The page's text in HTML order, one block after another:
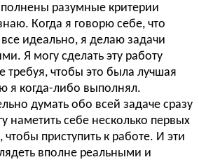
разумные критерии
Когда я говорю себе, что
идеально, я делаю задачи
Я могу сделать эту работу
требуя, чтобы это была лучшая
я когда-либо выполнял.
думать обо всей задаче сразу
наметить себе несколько первых
чтобы приступить к работе. И эти
вполне реальными и